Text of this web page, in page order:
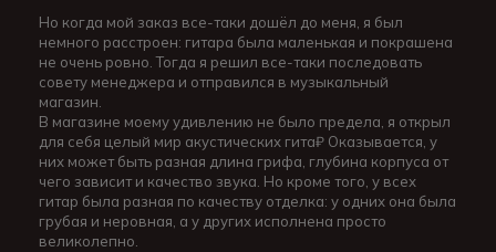
Но когда мой заказ все-таки дошёл до меня, я был
немного расстроен: гитара была маленькая и покрашена
не очень ровно. Тогда я решил все-таки последовать
совету менеджера и отправился в музыкальный
магазин.
В магазине моему удивлению не было предела, я открыл
для себя целый мир акустических гита₽ Оказывается, у
них может быть разная длина грифа, глубина корпуса от
чего зависит и качество звука. Но кроме того, у всех
гитар была разная по качеству отделка: у одних она была
грубая и неровная, а у других исполнена просто
великолепно.